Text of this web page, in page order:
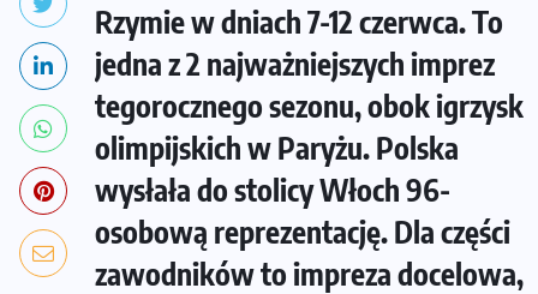
Rzymie w dniach 7-12 czerwca. To
jedna z 2 najważniejszych imprez
tegorocznego sezonu, obok igrzysk
olimpijskich w Paryżu. Polska
wysłała do stolicy Włoch 96-
osobową reprezentację. Dla części
zawodników to impreza docelowa,